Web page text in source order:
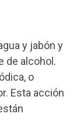
y jabón y
de alcohol.
o
Esta acción